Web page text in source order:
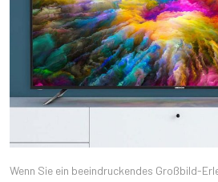
Wenn Sie ein beeindruckendes Großbild-